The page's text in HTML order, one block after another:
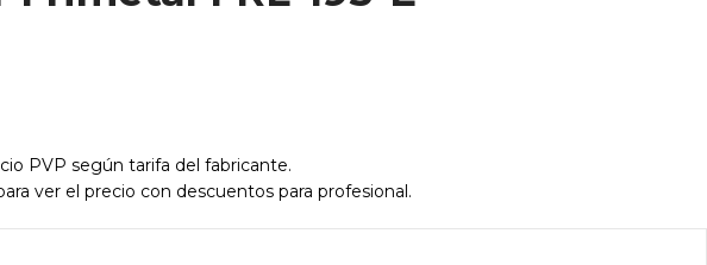
PVP según tarifa del fabricante.
ver el precio con descuentos para profesional.